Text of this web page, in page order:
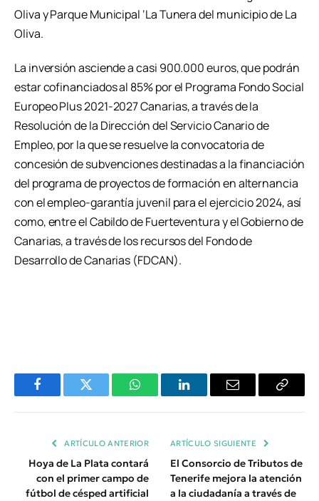
Oliva y Parque Municipal ‘La Tunera del municipio de La
Oliva.
La inversión asciende a casi 900.000 euros, que podrán
estar cofinanciados al 85% por el Programa Fondo Social
Europeo Plus 2021-2027 Canarias, a través de la
Resolución de la Dirección del Servicio Canario de
Empleo, por la que se resuelve la convocatoria de
concesión de subvenciones destinadas a la financiación
del programa de proyectos de formación en alternancia
con el empleo-garantía juvenil para el ejercicio 2024, así
como, entre el Cabildo de Fuerteventura y el Gobierno de
Canarias, a través de los recursos del Fondo de
Desarrollo de Canarias (FDCAN).
FacebookTwitter WhatsAppLinkedInEmail
Copiar
ARTÍCULO ANTERIOR
Hoya de La Plata contará
con el primer campo de
fútbol de césped artificial
ARTÍCULO SIGUIENTE
El Consorcio de Tributos de
Tenerife mejora la atención
a la ciudadanía a través de